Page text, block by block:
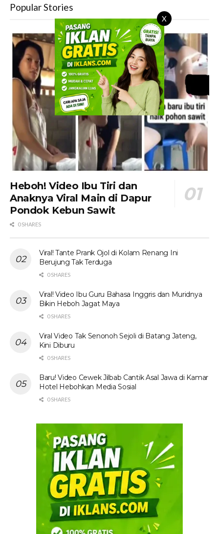
X
Popular Stories
Heboh! Video Ibu Tiri dan
Anaknya Viral Main di Dapur
Pondok Kebun Sawit
0 SHARES
Viral! Tante Prank Ojol di Kolam Renang Ini
Berujung Tak Terduga
0 SHARES
Viral! Video Ibu Guru Bahasa Inggris dan Muridnya
Bikin Heboh Jagat Maya
0 SHARES
Viral Video Tak Senonoh Sejoli di Batang Jateng,
Kini Diburu
0 SHARES
Baru! Video Cewek Jilbab Cantik Asal Jawa di Kamar
Hotel Hebohkan Media Sosial
0 SHARES